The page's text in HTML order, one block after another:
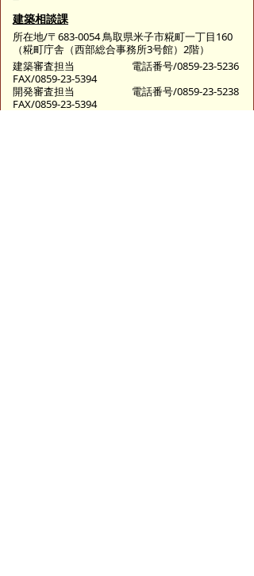
建築相談課
所在地/〒683-0054 鳥取県米子市糀町一丁目160
（糀町庁舎（西部総合事務所3号館）2階）
建築審査担当
電話番号/0859-23-5236
FAX/0859-23-5394
開発審査担当
電話番号/0859-23-5238
FAX/0859-23-5394